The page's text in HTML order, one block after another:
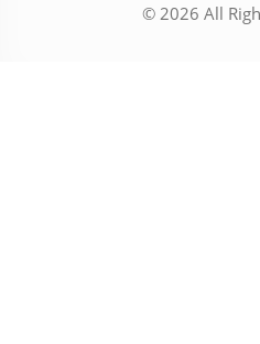
© 2026 All